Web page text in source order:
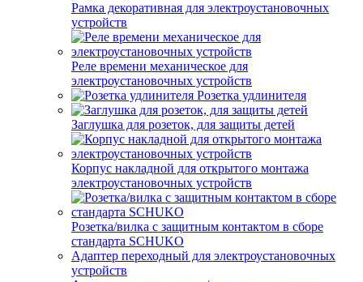
Рамка декоративная для электроустановочных
устройств
Реле времени механическое для
электроустановочных устройств
Розетка удлинителя
Заглушка для розеток, для защиты детей
Корпус накладной для открытого монтажа
электроустановочных устройств
Розетка/вилка с защитным контактом в сборе
стандарта SCHUKO
Адаптер переходный для электроустановочных
устройств